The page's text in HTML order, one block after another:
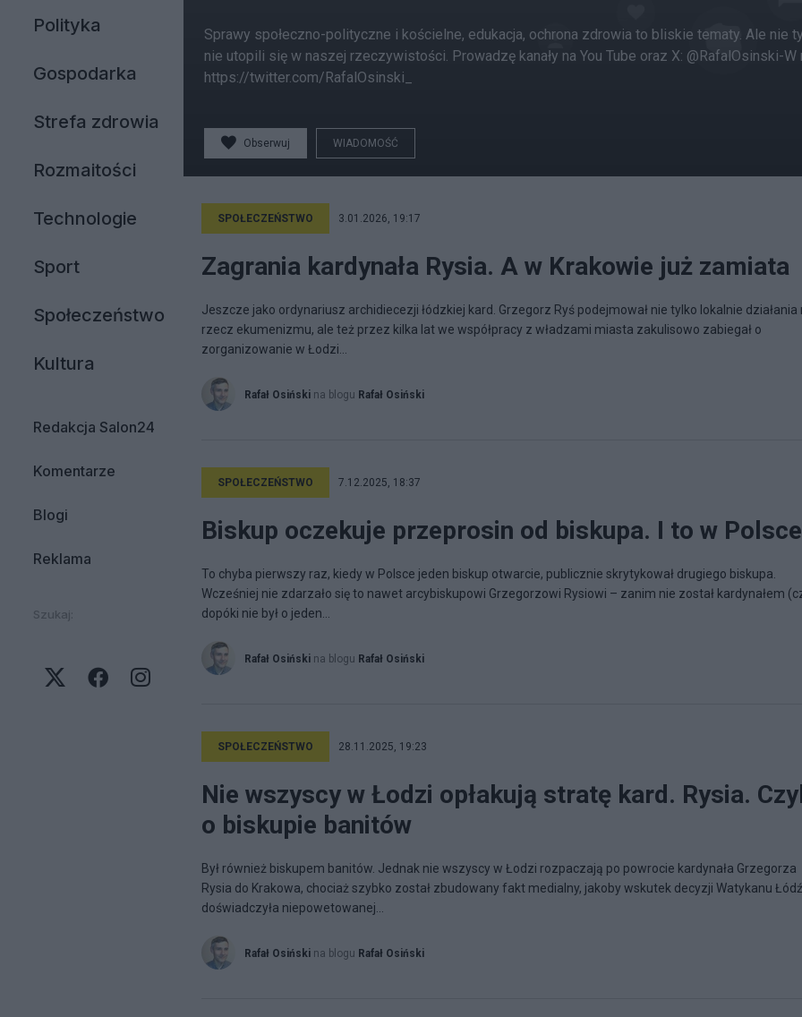
Polityka
Gospodarka
Strefa zdrowia
Rozmaitości
Technologie
Sport
Społeczeństwo
Kultura
Redakcja Salon24
Komentarze
Blogi
Reklama
Szukaj:
Sprawy społeczno-polityczne i kościelne, edukacja, ochrona zdrowia to bliskie tematy. Ale nie
nie utopili się w naszej rzeczywistości. Prowadzę kanały na You Tube oraz X: @RafalOsinski-
https://twitter.com/RafalOsinski_
Obserwuj WIADOMOŚĆ
SPOŁECZEŃSTWO 3.01.2026, 19:17
Zagrania kardynała Rysia. A w Krakowie już zamiata
Jeszcze jako ordynariusz archidiecezji łódzkiej kard. Grzegorz Ryś podejmował nie tylko lokalnie działania
rzecz ekumenizmu, ale też przez kilka lat we współpracy z władzami miasta zakulisowo zabiegał o
zorganizowanie w Łodzi...
Rafał Osiński na blogu Rafał Osiński
SPOŁECZEŃSTWO 7.12.2025, 18:37
Biskup oczekuje przeprosin od biskupa. I to w
To chyba pierwszy raz, kiedy w Polsce jeden biskup otwarcie, publicznie skrytykował drugiego biskupa.
Wcześniej nie zdarzało się to nawet arcybiskupowi Grzegorzowi Rysiowi – zanim nie został kardynałem
dopóki nie był o jeden...
Rafał Osiński na blogu Rafał Osiński
SPOŁECZEŃSTWO 28.11.2025, 19:23
Nie wszyscy w Łodzi opłakują stratę kard. Rysia.
o biskupie banitów
Był również biskupem banitów. Jednak nie wszyscy w Łodzi rozpaczają po powrocie kardynała Grzegorza
Rysia do Krakowa, chociaż szybko został zbudowany fakt medialny, jakoby wskutek decyzji Watykanu Łódź
doświadczyła niepowetowanej...
Rafał Osiński na blogu Rafał Osiński